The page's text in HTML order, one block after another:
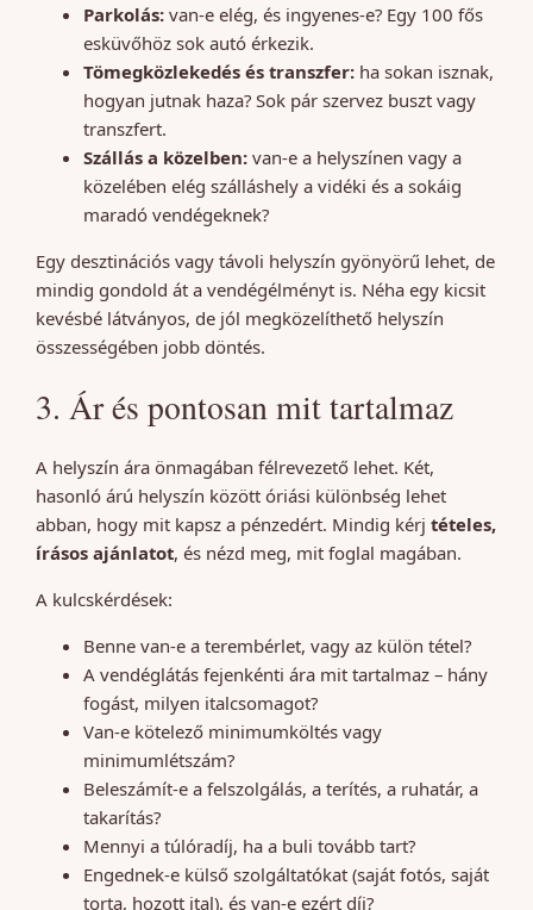
Parkolás: van-e elég, és ingyenes-e? Egy 100 fős
esküvőhöz sok autó érkezik.
Tömegközlekedés és transzfer: ha sokan isznak,
hogyan jutnak haza? Sok pár szervez buszt vagy
transzfert.
Szállás a közelben: van-e a helyszínen vagy a
közelében elég szálláshely a vidéki és a sokáig
maradó vendégeknek?
Egy desztinációs vagy távoli helyszín gyönyörű lehet, de
mindig gondold át a vendégélményt is. Néha egy kicsit
kevésbé látványos, de jól megközelíthető helyszín
összességében jobb döntés.
3. Ár és pontosan mit tartalmaz
A helyszín ára önmagában félrevezető lehet. Két,
hasonló árú helyszín között óriási különbség lehet
abban, hogy mit kapsz a pénzedért. Mindig kérj tételes,
írásos ajánlatot, és nézd meg, mit foglal magában.
A kulcskérdések:
Benne van-e a terembérlet, vagy az külön tétel?
A vendéglátás fejenkénti ára mit tartalmaz – hány
fogást, milyen italcsomagot?
Van-e kötelező minimumköltés vagy
minimumlétszám?
Beleszámít-e a felszolgálás, a terítés, a ruhatár, a
takarítás?
Mennyi a túlóradíj, ha a buli tovább tart?
Engednek-e külső szolgáltatókat (saját fotós, saját
torta, hozott ital), és van-e ezért díj?